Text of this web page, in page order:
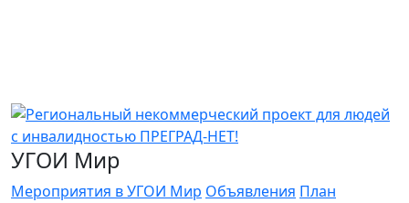
УГОИ Мир
Мероприятия в УГОИ Мир Объявления План